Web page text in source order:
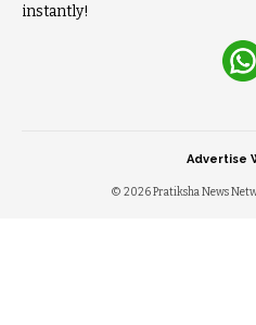
instantly!
© 2026 Pratiksha News
Advertise